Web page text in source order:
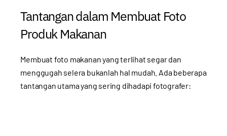
Tantangan dalam Membuat Foto
Produk Makanan
Membuat foto makanan yang terlihat segar dan
menggugah selera bukanlah hal mudah. Ada beberapa
tantangan utama yang sering dihadapi fotografer: